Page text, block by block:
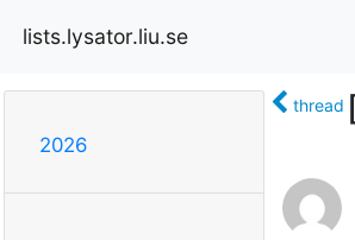
lists.lysator.liu.se
2026
thread